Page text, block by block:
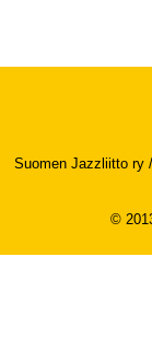
Suomen Jazzliitto ry
©